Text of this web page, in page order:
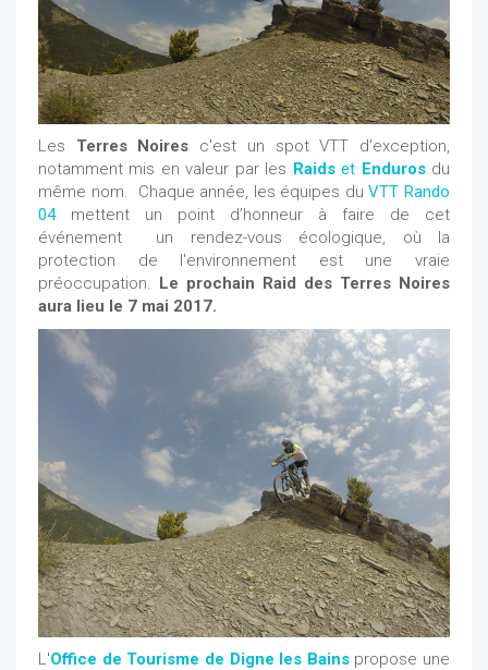
Les Terres Noires c'est un spot VTT d'exception,
notamment mis en valeur par les Raidset Endurosdu
même nom. Chaque année, les équipes duVTT Rando
04mettent un point d’honneur à faire de cet
événement un rendez-vous écologique, où la
protection de l'environnement est une vraie
préoccupation. Le prochain Raid des Terres Noires
aura lieu le 7 mai 2017.
L'Office de Tourisme de Digne les Bainspropose une